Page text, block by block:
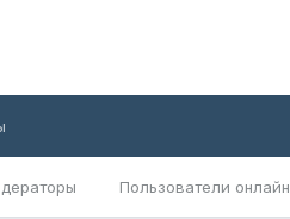
Пользователи онлайн